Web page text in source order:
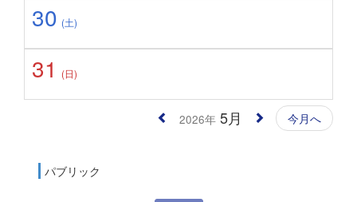
30 (土)
31 (日)
2026年 5月 今月へ
パブリック